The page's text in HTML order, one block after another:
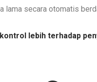
lama secara otomatis
kontrol lebih terhadap